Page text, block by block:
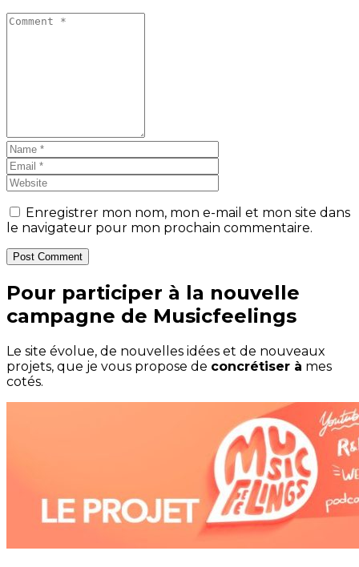
Enregistrer mon nom, mon e-mail et mon site dans
le navigateur pour mon prochain commentaire.
Post Comment
Pour participer à la nouvelle
campagne de Musicfeelings
Le site évolue, de nouvelles idées et de nouveaux
projets, que je vous propose de concrétiser à mes
cotés.